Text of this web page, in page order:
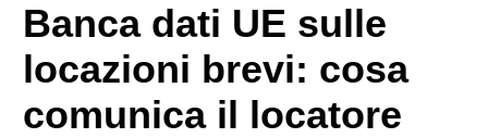
Banca dati UE sulle
locazioni brevi: cosa
comunica il locatore